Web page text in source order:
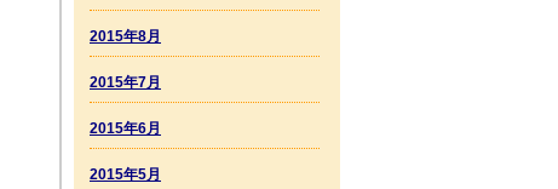
2015年8月
2015年7月
2015年6月
2015年5月